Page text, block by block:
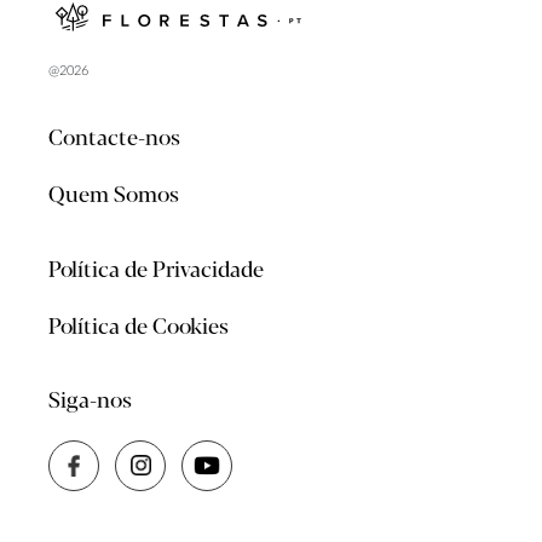
@2026
Contacte-nos
Quem Somos
Política de Privacidade
Política de Cookies
Siga-nos